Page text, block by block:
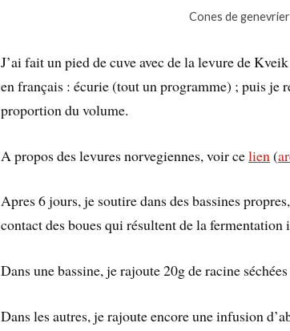
Cones de
J’ai fait un pied de cuve avec de la levure de
en français : écurie (tout un programme) ; puis je
proportion du volume.
A propos des levures norvegiennes, voir celien (
Apres 6 jours, je soutire dans des bassines
contact des boues qui résultent de la fermentation
Dans une bassine, je rajoute 20g de racine
Dans les autres, je rajoute encore une infusion